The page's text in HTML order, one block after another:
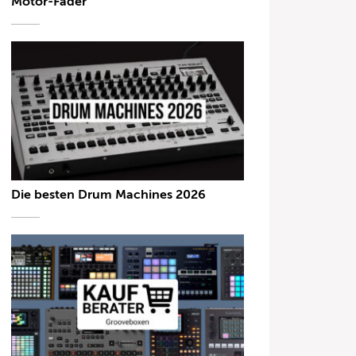
Die besten Drum Machines 2026